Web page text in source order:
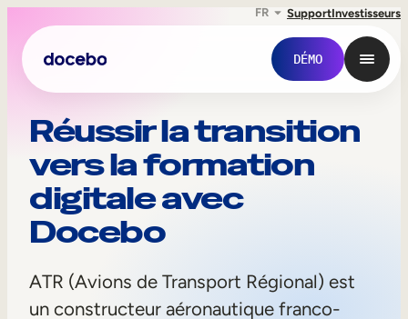
FR SupportInvestisseurs
DÉMO
A
T
R
Réussir la transition
vers la formation
digitale avec
Docebo
ATR (Avions de Transport Régional) est
un constructeur aéronautique franco-